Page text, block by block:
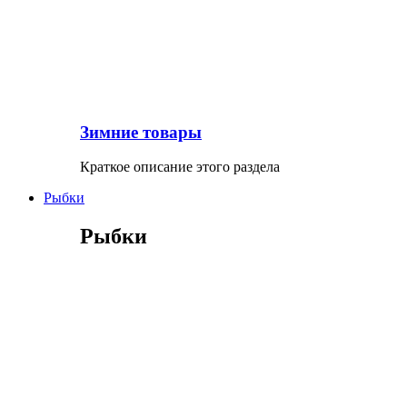
Зимние товары
Краткое описание этого раздела
Рыбки
Рыбки